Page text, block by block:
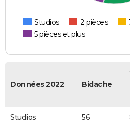
Studios 2 pièces
5 pièces et plus
Données 2022 Bidache
Studios 56